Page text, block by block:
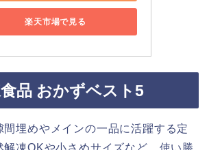
楽天市場で見る
品 おかずベスト5
間埋めやメインの一品に活躍する定
解凍OKや小さめサイズなど、使い勝